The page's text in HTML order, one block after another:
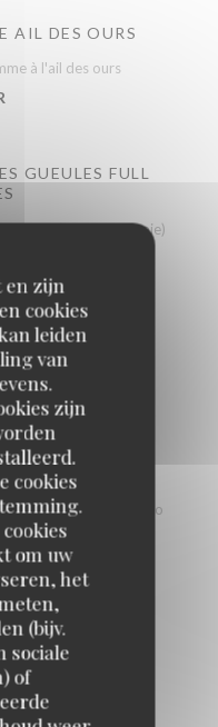
en zijn
cookies
leiden
van
zijn
cookies
om uw
het
(bijv.
sociale
of
AIL DES OURS
à l'ail des ours
GUEULES FULL
(très bien garnie)
MIEL
cendré, miel
tomates cerises, pesto
légumes et pesto